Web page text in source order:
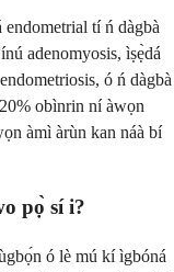
tí ń dàgbà
adenomyosis, ìṣẹ̀dá
ó ń dàgbà
obìnrin ní àwọn
àmì àrùn kan náà bí
pọ̀ sí i?
ó lè mú kí ìgbóná